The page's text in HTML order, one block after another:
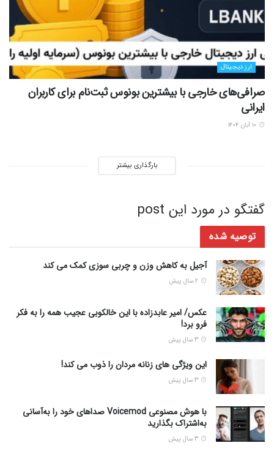
ارز دیجیتال
صرافی‌های خارجی با بیشترین بونوس ثبت‌نام برای کاربران
ایرانی
بارگذاری بیشتر
گفتگو در مورد این post
توصیه شده
آجیل به کاهش وزن و چربی سوزی کمک می کند
عکس/ امیر عابدزاده با این خالکوبی عجیب همه را به فکر
فرو برد!
این ویژگی های زنانه مردان را ذوب می کند!
با هوش مصنوعی Voicemod صداهای خود را به‌آسانی
به‌اشتراک بگذارید